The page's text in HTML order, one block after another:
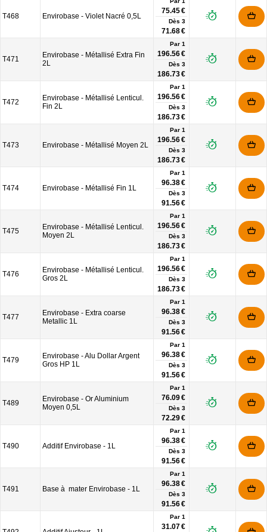
T468 Envirobase - Violet Nacré 0,5L
75.45 €
Dès 3
71.68 €
T471
Envirobase - Métallisé Extra Fin
2L
Par 1
196.56 €
Dès 3
186.73 €
T472
Envirobase - Métallisé Lenticul.
Fin 2L
Par 1
196.56 €
Dès 3
186.73 €
T473 Envirobase - Métallisé Moyen 2L
Par 1
196.56 €
Dès 3
186.73 €
T474 Envirobase - Métallisé Fin 1L
Par 1
96.38 €
Dès 3
91.56 €
T475
Envirobase - Métallisé Lenticul.
Moyen 2L
Par 1
196.56 €
Dès 3
186.73 €
T476
Envirobase - Métallisé Lenticul.
Gros 2L
Par 1
196.56 €
Dès 3
186.73 €
T477
Envirobase - Extra coarse
Metallic 1L
Par 1
96.38 €
Dès 3
91.56 €
T479
Envirobase - Alu Dollar Argent
Gros HP 1L
Par 1
96.38 €
Dès 3
91.56 €
T489
Envirobase - Or Aluminium
Moyen 0,5L
Par 1
76.09 €
Dès 3
72.29 €
T490 Additif Envirobase - 1L
Par 1
96.38 €
Dès 3
91.56 €
T491 Base à mater Envirobase - 1L
Par 1
96.38 €
Dès 3
91.56 €
Par 1
31.07 €